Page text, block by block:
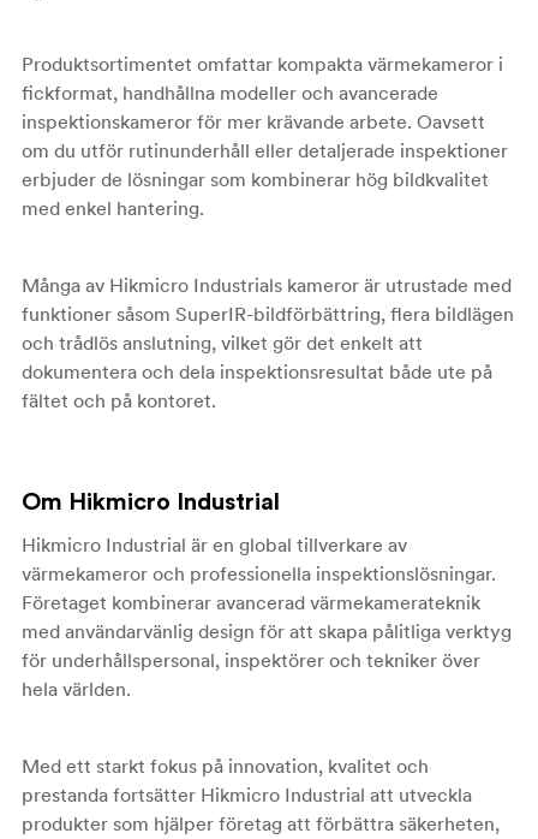
Produktsortimentet omfattar kompakta värmekameror i
fickformat, handhållna modeller och avancerade
inspektionskameror för mer krävande arbete. Oavsett
om du utför rutinunderhåll eller detaljerade inspektioner
erbjuder de lösningar som kombinerar hög bildkvalitet
med enkel hantering.
Många av Hikmicro Industrials kameror är utrustade med
funktioner såsom SuperIR-bildförbättring, flera bildlägen
och trådlös anslutning, vilket gör det enkelt att
dokumentera och dela inspektionsresultat både ute på
fältet och på kontoret.
Om Hikmicro Industrial
Hikmicro Industrial är en global tillverkare av
värmekameror och professionella inspektionslösningar.
Företaget kombinerar avancerad värmekamerateknik
med användarvänlig design för att skapa pålitliga verktyg
för underhållspersonal, inspektörer och tekniker över
hela världen.
Med ett starkt fokus på innovation, kvalitet och
prestanda fortsätter Hikmicro Industrial att utveckla
produkter som hjälper företag att förbättra säkerheten,